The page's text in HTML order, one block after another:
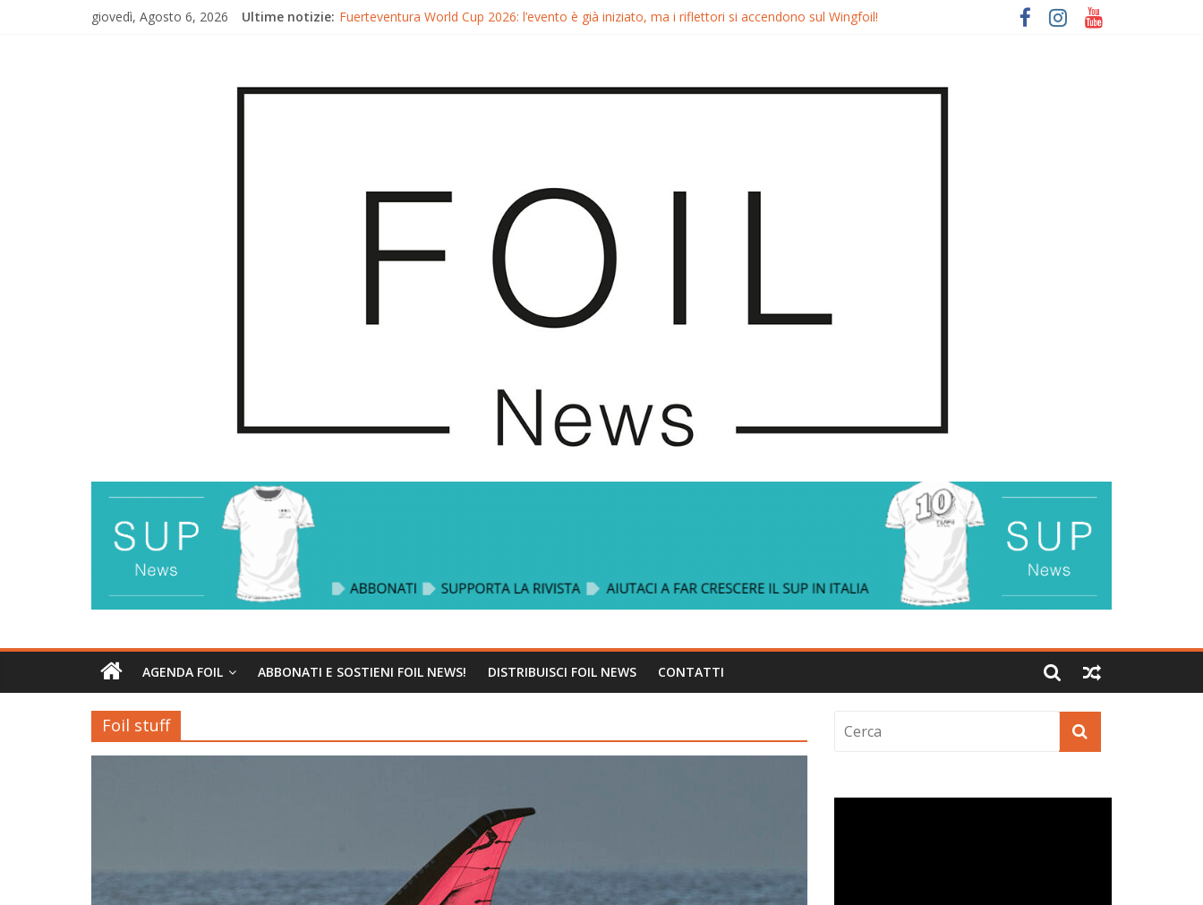
giovedì, Agosto 6, 2026 Ultime notizie: Fuerteventura World Cup 2026: l’evento è già iniziato, ma i riflettori si accendono sul Wingfoil!
Gran Canaria GWA Wingfoil World Cup 2026: Spettacolo e adrenalina a Pozo Izquierdo
AGENDA FOIL ABBONATI E SOSTIENI FOIL NEWS! DISTRIBUISCI FOIL NEWS CONTATTI
Foil stuff